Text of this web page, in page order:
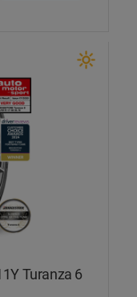
Turanza 6